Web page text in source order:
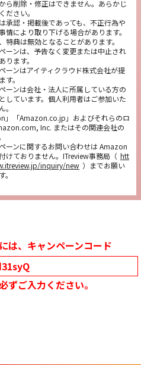
ら削除・修正はできません。あらかじ
ださい。
承認・掲載後であっても、不正行為や
情により取り下げる場合があります。
特典は無効となることがあります。
ーンは、予告なく変更または中止され
ります。
ーンはアイティクラウド株式会社が提
す。
ーンは会社・法人に所属している方の
しています。個人利用者はご参加いた
。
」「Amazon.co.jp」およびそれらのロ
Inc. またはその関連会社の
ーンに関するお問い合わせは Amazon
けておりません。ITreview事務局（ htt
inquiry/new ）までお願い
。
は、キャンペーンコード
ずご入力ください。